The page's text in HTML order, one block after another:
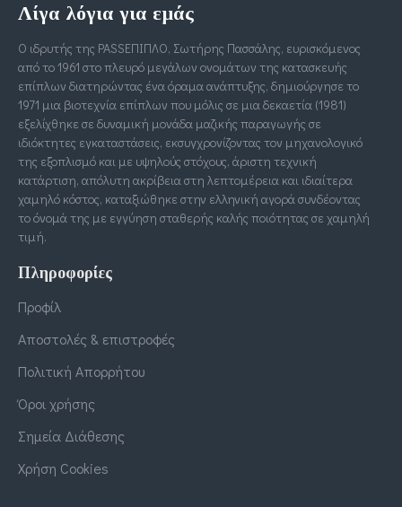
Λίγα λόγια για εμάς
Ο ιδρυτής της PASSΕΠΙΠΛΟ, Σωτήρης Πασσάλης, ευρισκόμενος
από το 1961 στο πλευρό μεγάλων ονομάτων της κατασκευής
επίπλων διατηρώντας ένα όραμα ανάπτυξης, δημιούργησε το
1971 μια βιοτεχνία επίπλων που μόλις σε μια δεκαετία (1981)
εξελίχθηκε σε δυναμική μονάδα μαζικής παραγωγής σε
ιδιόκτητες εγκαταστάσεις, εκσυγχρονίζοντας τον μηχανολογικό
της εξοπλισμό και με υψηλούς στόχους, άριστη τεχνική
κατάρτιση, απόλυτη ακρίβεια στη λεπτομέρεια και ιδιαίτερα
χαμηλό κόστος, καταξιώθηκε στην ελληνική αγορά συνδέοντας
το όνομά της με εγγύηση σταθερής καλής ποιότητας σε χαμηλή
τιμή.
Πληροφορίες
Προφίλ
Αποστολές & επιστροφές
Πολιτική Απορρήτου
Όροι χρήσης
Σημεία Διάθεσης
Χρήση Cookies